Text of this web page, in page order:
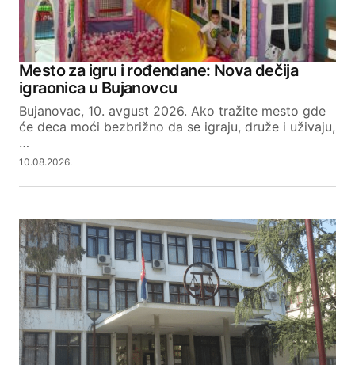
Your Name
Mesto za igru i rođendane: Nova dečija
igraonica u Bujanovcu
Bujanovac, 10. avgust 2026. Ako tražite mesto gde
će deca moći bezbrižno da se igraju, druže i uživaju,
…
10.08.2026.